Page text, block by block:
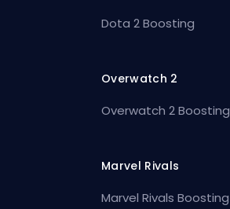
Dota 2 Boosting
Overwatch 2
Overwatch 2 Boosting
Marvel Rivals
Marvel Rivals Boosting